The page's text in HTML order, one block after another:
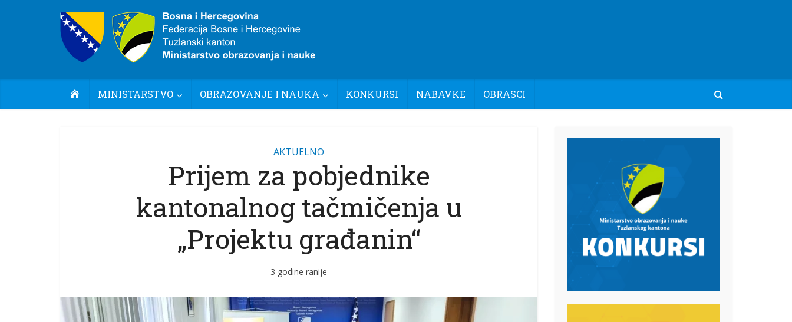
POČETNA
MINISTARSTVO OBRAZOVANJE I NAUKA KONKURSI NABAVKE OBRASCI
AKTUELNO
Prijem za pobjednike
kantonalnog tačmičenja u
„Projektu građanin“
3 godine ranije